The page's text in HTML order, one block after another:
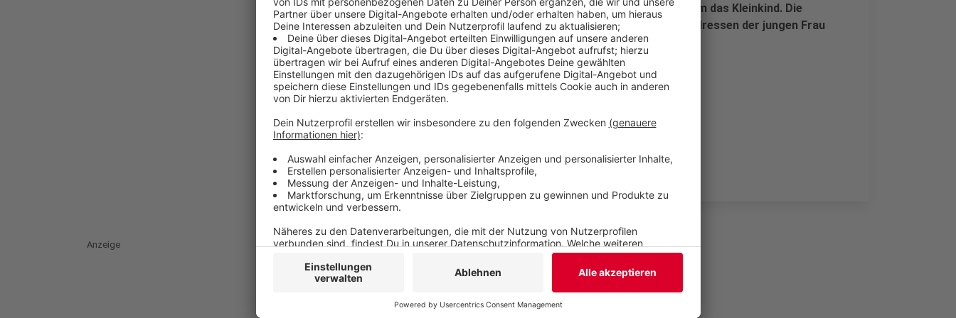
sie verschwunden. Die Polizei macht sich vor allem Sorgen um das Kleinkind. Die
Wuppertaler Polizei ist im Moment dabei, mögliche Anlauf-Adressen der jungen Frau
hier in der Stadt zu überprüfen.
Veröffentlicht:Montag, 29.06.2020 14:33
Anzeige